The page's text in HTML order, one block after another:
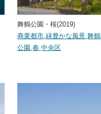
舞鶴公園・桜(2019)
商業都市 ,緑豊かな風景 ,舞鶴
公園 ,春 ,中央区